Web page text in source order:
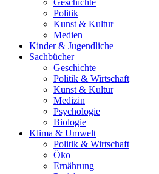
Geschichte
Politik
Kunst & Kultur
Medien
Kinder & Jugendliche
Sachbücher
Geschichte
Politik & Wirtschaft
Kunst & Kultur
Medizin
Psychologie
Biologie
Klima & Umwelt
Politik & Wirtschaft
Öko
Ernährung